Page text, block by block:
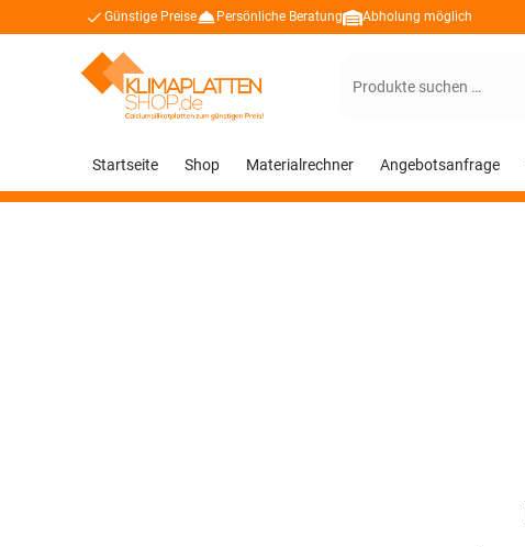
Günstige Preise Persönliche Beratung Abholung möglich
Suchen
Startseite Shop Materialrechner Angebotsanfrage